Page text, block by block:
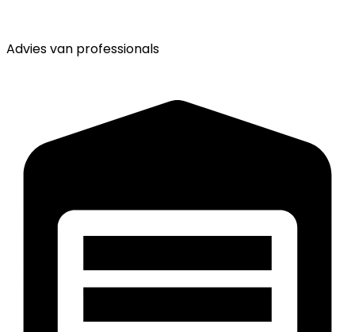
Advies van professionals